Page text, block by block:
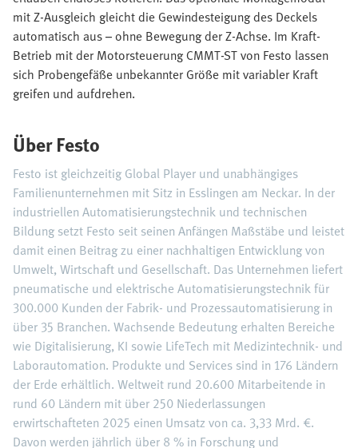
mit Z-Ausgleich gleicht die Gewindesteigung des Deckels
automatisch aus – ohne Bewegung der Z-Achse. Im Kraft-
Betrieb mit der Motorsteuerung CMMT-ST von Festo lassen
sich Probengefäße unbekannter Größe mit variabler Kraft
greifen und aufdrehen.
Über Festo
Festo ist gleichzeitig Global Player und unabhängiges
Familienunternehmen mit Sitz in Esslingen am Neckar. In der
industriellen Automatisierungstechnik und technischen
Bildung setzt Festo seit seinen Anfängen Maßstäbe und leistet
damit einen Beitrag zu einer nachhaltigen Entwicklung von
Umwelt, Wirtschaft und Gesellschaft. Das Unternehmen liefert
pneumatische und elektrische Automatisierungstechnik für
300.000 Kunden der Fabrik- und Prozessautomatisierung in
über 35 Branchen. Wachsende Bedeutung erhalten Bereiche
wie Digitalisierung, KI sowie LifeTech mit Medizintechnik- und
Laborautomation. Produkte und Services sind in 176 Ländern
der Erde erhältlich. Weltweit rund 20.600 Mitarbeitende in
rund 60 Ländern mit über 250 Niederlassungen
erwirtschafteten 2025 einen Umsatz von ca. 3,33 Mrd. €.
Davon werden jährlich über 8 % in Forschung und